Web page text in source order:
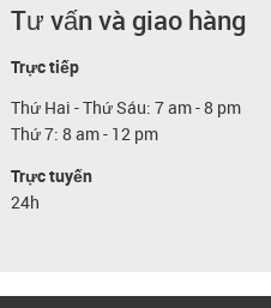
Tư vấn và giao hàng
Trực tiếp
Thứ Hai - Thứ Sáu: 7 am - 8 pm
Thứ 7: 8 am - 12 pm
Trực tuyến
24h